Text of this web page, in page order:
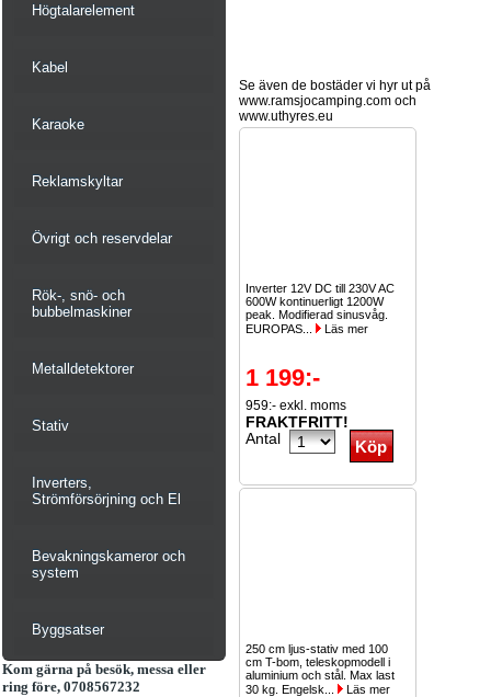
Högtalarelement
Kabel
Karaoke
Reklamskyltar
Övrigt och reservdelar
Rök-, snö- och
bubbelmaskiner
Metalldetektorer
Stativ
Inverters,
Strömförsörjning och El
Bevakningskameror och
system
Byggsatser
Kom gärna på besök, messa eller
ring före, 0708567232
Se även de bostäder vi hyr ut på
www.ramsjocamping.com och
www.uthyres.eu
Inverter 12V DC till 230V AC
600W kontinuerligt 1200W
peak. Modifierad sinusvåg.
EUROPAS...
Läs mer
1 199:-
959:- exkl. moms
FRAKTFRITT!
Antal
250 cm ljus-stativ med 100
cm T-bom, teleskopmodell i
aluminium och stål. Max last
30 kg. Engelsk...
Läs mer